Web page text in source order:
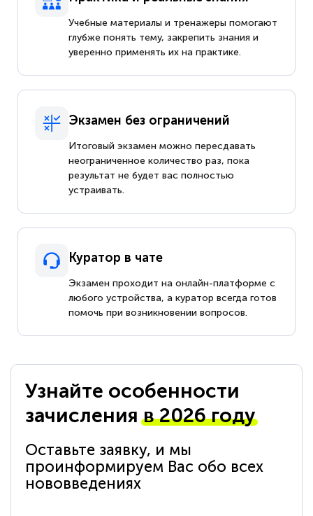
Учебные материалы и тренажеры помогают
глубже понять тему, закрепить знания и
уверенно применять их на практике.
Экзамен без ограничений
Итоговый экзамен можно пересдавать
неограниченное количество раз, пока
результат не будет вас полностью
устраивать.
Куратор в чате
Экзамен проходит на онлайн-платформе с
любого устройства, а куратор всегда готов
помочь при возникновении вопросов.
Узнайте особенности
зачисленияв 2026 году
Оставьте заявку, и мы
проинформируем Вас обо всех
нововведениях